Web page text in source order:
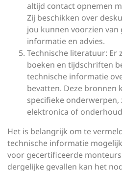
altijd contact opnemen
Zij beschikken over
jou kunnen voorzien van
informatie en advies.
Technische literatuur: Er
boeken en tijdschriften
technische informatie
bevatten. Deze bronnen
specifieke
elektronica of
Het is belangrijk om te
technische informatie
voor gecertificeerde
dergelijke gevallen kan het